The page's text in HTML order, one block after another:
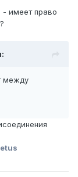
- имеет право
между